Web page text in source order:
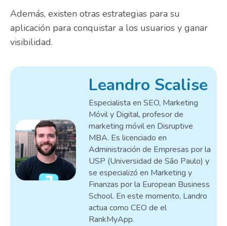
Además, existen otras estrategias para su
aplicación para conquistar a los usuarios y ganar
visibilidad.
Leandro Scalise
Especialista en SEO, Marketing
Móvil y Digital, profesor de
marketing móvil en Disruptive
MBA. Es licenciado en
Administración de Empresas por la
USP (Universidad de São Paulo) y
se especializó en Marketing y
Finanzas por la European Business
School. En este momento, Landro
actua como CEO de el
RankMyApp.